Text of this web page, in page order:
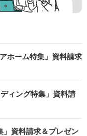
ホーム特集」資料請求
ィング特集」資料請
」資料請求＆プレゼン